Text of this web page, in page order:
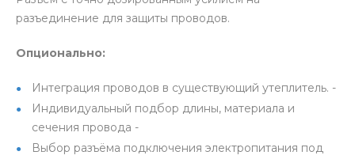
разъединение для защиты проводов.
Опционально:
Интеграция проводов в существующий утеплитель. -
Индивидуальный подбор длины, материала и
сечения провода -
Выбор разъёма подключения электропитания под